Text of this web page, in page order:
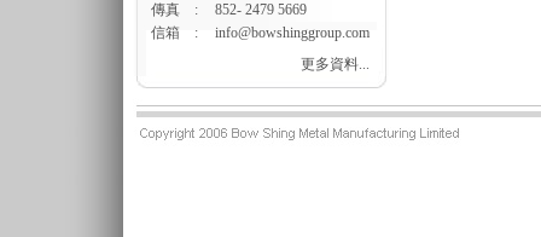
傳真
:
852- 2479 5669
信箱
:
info@bowshinggroup.com
更多資料...